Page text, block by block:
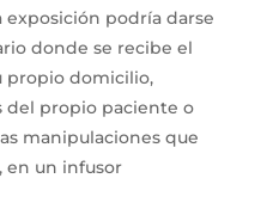
exposición podría darse
donde se recibe el
propio domicilio,
del propio paciente o
manipulaciones que
en un infusor